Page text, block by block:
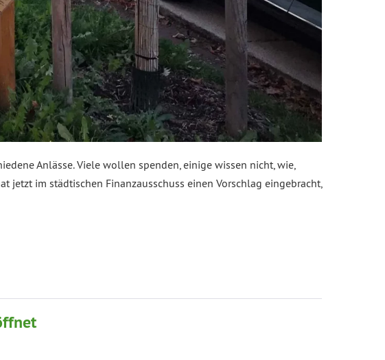
Anlässe. Viele wollen spenden, einige wissen nicht, wie,
jetzt im städtischen Finanzausschuss einen Vorschlag eingebracht,